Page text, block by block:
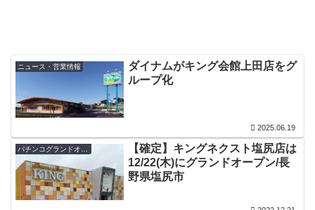
ニュース・営業情報
ダイナムがキング会館上田店をグ
ループ化
2025.06.19
パチンコグランドオープン・オープン日
【確定】キングネクスト塩尻店は
12/22(木)にグランドオープン/長
野県塩尻市